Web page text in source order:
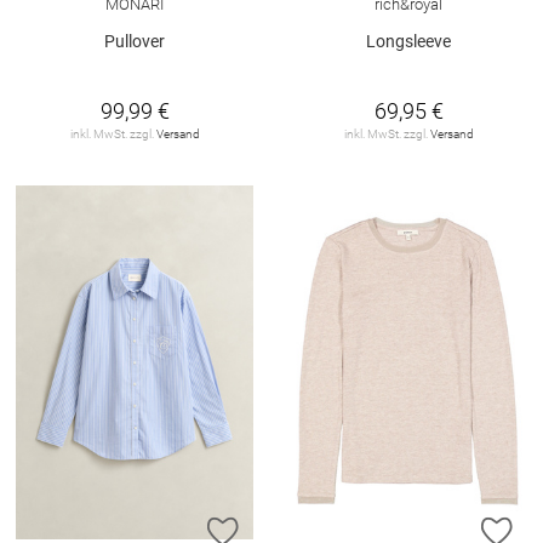
MONARI
Pullover
99,99 €
inkl. MwSt. zzgl. Versand
rich&royal
Longsleeve
69,95 €
inkl. MwSt. zzgl. Versand
ZUR WUNSCHLISTE HINZUFÜGEN